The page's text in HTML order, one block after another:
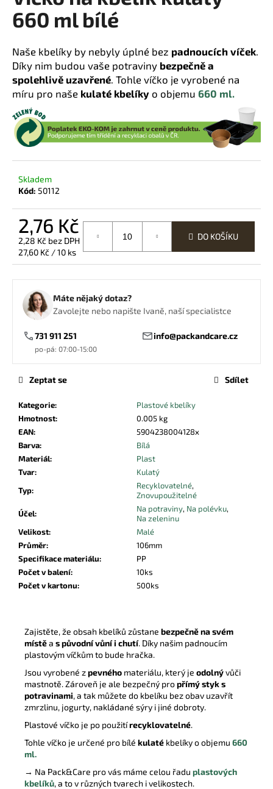
Zajistěte, že obsah kbelíků zůstane bezpečně na svém
místěa s původní vůní i chutí. Díky našim padnoucím
plastovým víčkům to bude hračka.
Jsou vyrobené zpevného materiálu, který je odolnývůči
mastnotě. Zároveň je ale bezpečný propřímý styk s
potravinami, a tak můžete do kbelíku bez obav uzavřít
zmrzlinu, jogurty, nakládané sýry i jiné dobroty.
Plastové víčko je po použitírecyklovatelné.
Tohle víčko je určené pro bílé kulaté kbelíky o objemu 660
ml.
→ Na Pack&Care pro vás máme celou řadu plastových
kbelíků, a to v různých tvarech i velikostech.
660 ml bílé
Naše kbelíky by nebyly úplné bez padnoucích víček
Díky nim budou vaše potraviny bezpečně a
spolehlivě uzavřené . Tohle víčko je vyrobené na
míru pro naše kulaté kbelíky o objemu 660 ml.
Skladem
Kód: 50112
2,76 Kč
2,28 Kč bez DPH
Měrná
cena:
27,60 Kč / 10 ks
DO KOŠÍKU
Máte nějaký dotaz?
Zavolejte nebo napište Ivaně, naší specialistce
731 911 251
po-pá: 07:00-15:00
info@packandcare.cz
Kategorie:
Plastové kbelíky
Hmotnost:
0.005 kg
EAN:
5904238004128x
Barva:
Bílá
Materiál:
Plast
Tvar:
Kulatý
Typ: Recyklovatelné,
Znovupoužitelné
Účel: Na potraviny, Na polévku,
Na zeleninu
Velikost:
Malé
Průměr:
106mm
Specifikace materiálu:
PP
Počet v balení:
10ks
Počet v kartonu: 500ks
Zeptat se Sdílet
a
j
í
t
?
HLEDAT
D
o
o
u
č
VÍČKO
95MM
KŘÍŽOVÝM
OTVOREM
1,25
Kč